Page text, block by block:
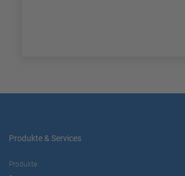
Produkte & Services
Produkte